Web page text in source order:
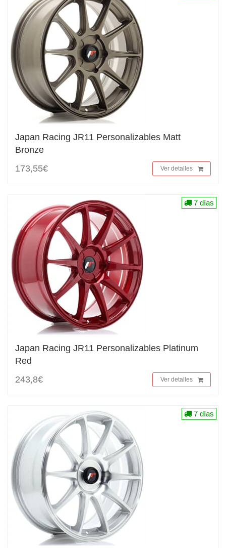
Japan Racing JR11 Personalizables Matt
Bronze
173,55€
Ver detalles
Japan Racing JR11 Personalizables Platinum
Red
243,8€
Ver detalles
7 días
7 días